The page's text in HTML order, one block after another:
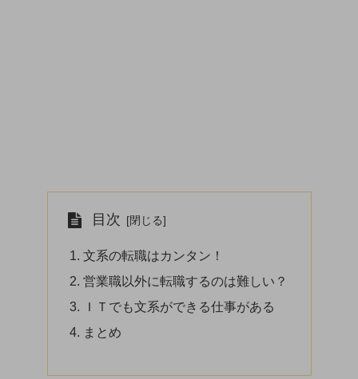
目次
文系の転職はカンタン！
営業職以外に転職するのは難しい？
ＩＴでも文系ができる仕事がある
まとめ